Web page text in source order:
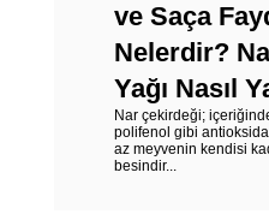
ve Saça
Nelerdir?
Yağı Nasıl
Nar çekirdeği;
polifenol gibi
az meyvenin kendisi
besindir...